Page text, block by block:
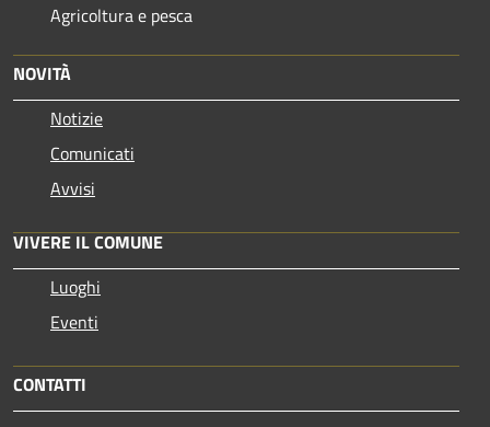
Agricoltura e pesca
NOVITÀ
Notizie
Comunicati
Avvisi
VIVERE IL COMUNE
Luoghi
Eventi
CONTATTI